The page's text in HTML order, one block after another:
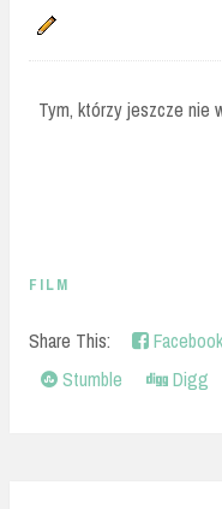
Tym, którzy jeszcze nie
FILM
Share This: Facebook
Stumble
Digg